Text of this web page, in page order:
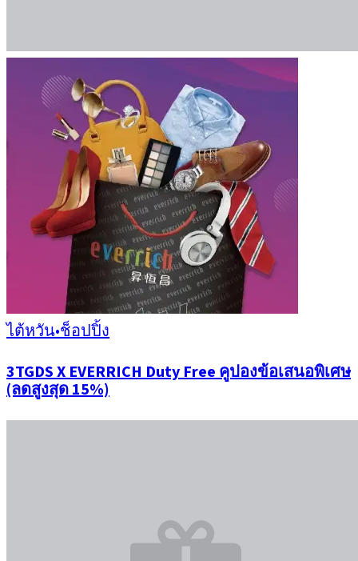
ไต้หวัน•ช็อปปิ้ง
3TGDS X EVERRICH Duty Free คูปองข้อเสนอพิเศษ
(ลดสูงสุด 15%)